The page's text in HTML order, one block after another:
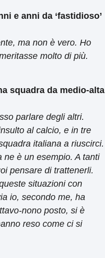
e anni da ‘fastidioso’
ma non è vero. Ho
molto di più.
squadra da medio-alta
parlare degli altri.
al calcio, e in tre
italiana a riuscirci.
è un esempio. A tanti
pensare di trattenerli.
situazioni con
io, secondo me, ha
nono posto, si è
reso come ci si